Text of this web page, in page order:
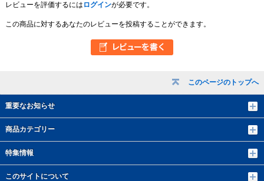
このページのトップへ
重要なお知らせ
商品カテゴリー
特集情報
このサイトについて
レビューを評価するには ログインが必要です。
この商品に対するあなたのレビューを投稿することができます。